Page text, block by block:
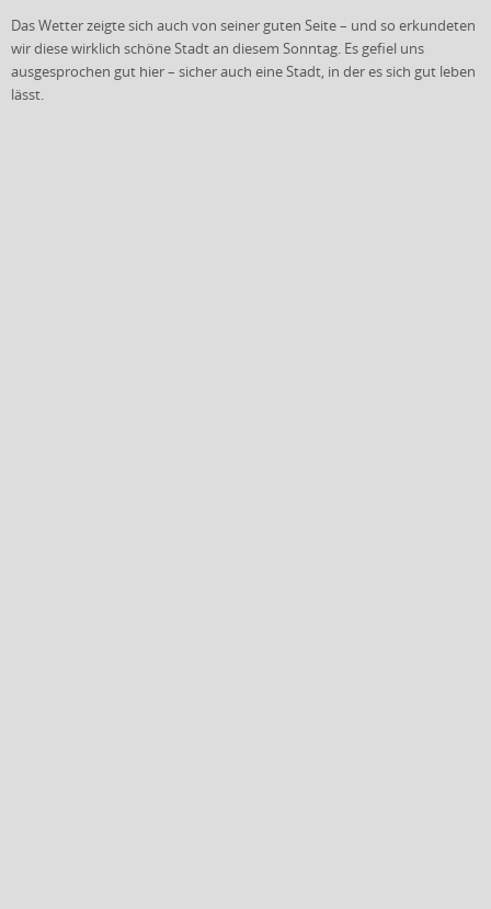
Das Wetter zeigte sich auch von seiner guten Seite – und so erkundeten
wir diese wirklich schöne Stadt an diesem Sonntag. Es gefiel uns
ausgesprochen gut hier – sicher auch eine Stadt, in der es sich gut leben
lässt.